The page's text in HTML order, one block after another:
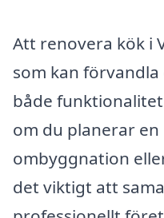
Att renovera kök i
som kan
både
om du planerar
ombyggnation
det viktigt att